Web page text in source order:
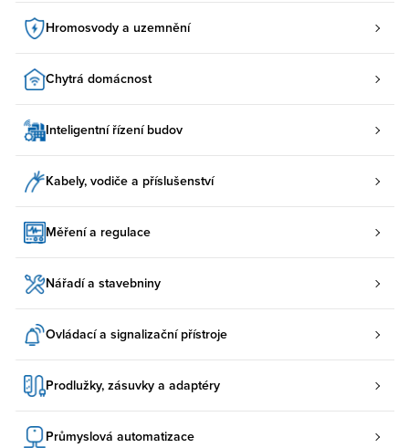
Hromosvody a uzemnění
Chytrá domácnost
Inteligentní řízení budov
Kabely, vodiče a příslušenství
Měření a regulace
Nářadí a stavebniny
Ovládací a signalizační přístroje
Prodlužky, zásuvky a adaptéry
Průmyslová automatizace